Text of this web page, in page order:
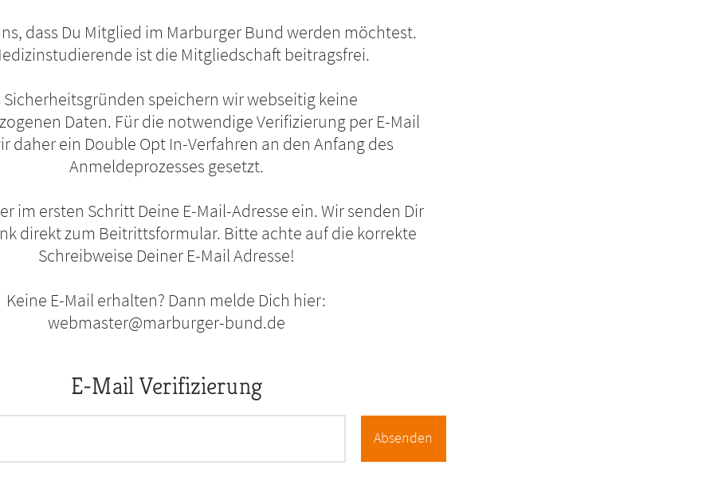
dass Du Mitglied im Marburger Bund werden möchtest.
ist die Mitgliedschaft beitragsfrei.
Sicherheitsgründen speichern wir webseitig keine
Daten. Für die notwendige Verifizierung per E-Mail
daher ein Double Opt In-Verfahren an den Anfang des
Anmeldeprozesses gesetzt.
im ersten Schritt Deine E-Mail-Adresse ein. Wir senden Dir
direkt zum Beitrittsformular. Bitte achte auf die korrekte
Schreibweise Deiner E-Mail Adresse!
Keine E-Mail erhalten? Dann melde Dich hier:
webmaster@marburger-bund.de
E-Mail Verifizierung
Absenden